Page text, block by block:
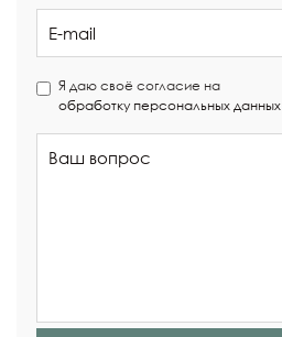
Я даю своё согласие на
обработку персональных данных